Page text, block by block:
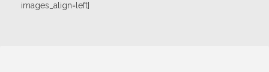
images_align=left]